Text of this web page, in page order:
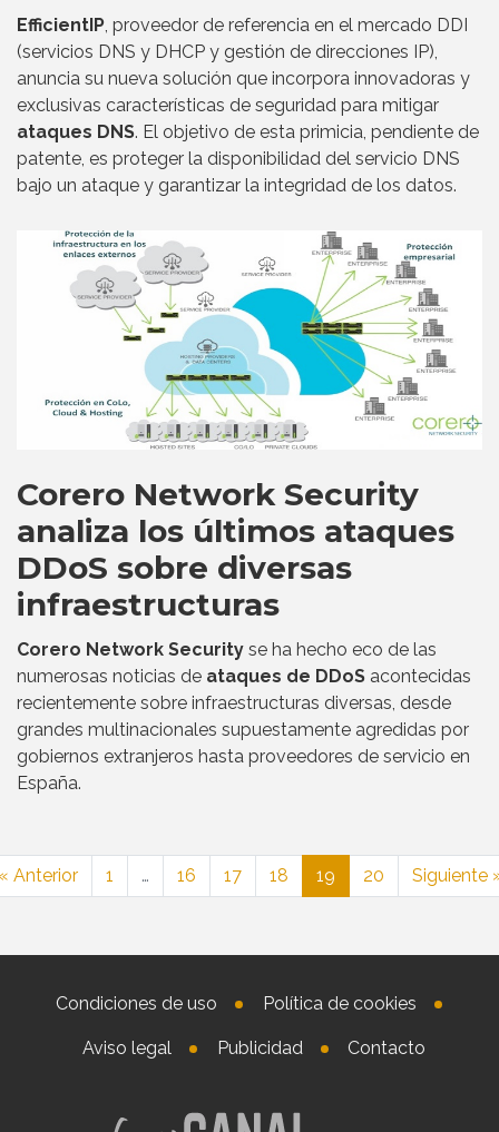
EfficientIP , proveedor de referencia en el mercado DDI
(servicios DNS y DHCP y gestión de direcciones IP),
anuncia su nueva solución que incorpora innovadoras y
exclusivas características de seguridad para mitigar
ataques DNS. El objetivo de esta primicia, pendiente de
patente, es proteger la disponibilidad del servicio DNS
bajo un ataque y garantizar la integridad de los datos.
Corero Network Security
analiza los últimos ataques
DDoS sobre diversas
infraestructuras
Corero Network Security se ha hecho eco de las
numerosas noticias de ataques de DDoS acontecidas
recientemente sobre infraestructuras diversas, desde
grandes multinacionales supuestamente agredidas por
gobiernos extranjeros hasta proveedores de servicio en
España.
Anterior 1 … 16 17 18 19 20 Siguiente
Condiciones de uso Política de cookies
Aviso legal Publicidad Contacto